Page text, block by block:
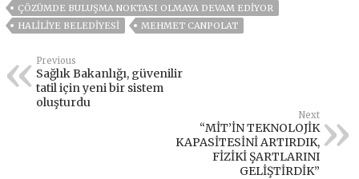
ÇÖZÜMDE BULUŞMA NOKTASI OLMAYA DEVAM EDİYOR
HALİLİYE BELEDİYESİ
MEHMET CANPOLAT
Previous
Sağlık Bakanlığı, güvenilir
tatil için yeni bir sistem
oluşturdu
Next
“MİT’İN TEKNOLOJİK
KAPASİTESİNİ ARTIRDIK,
FİZİKİ ŞARTLARINI
GELİŞTİRDİK”